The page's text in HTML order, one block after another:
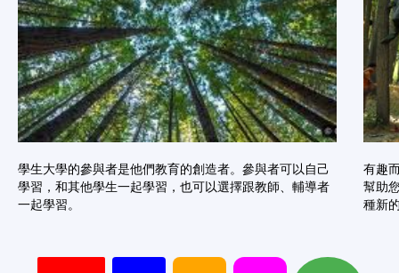
學生大學的參與者是他們教育的創造者。參與者可以自己
學習，和其他學生一起學習，也可以選擇跟教師、輔導者
一起學習。
有趣
幫助
種新